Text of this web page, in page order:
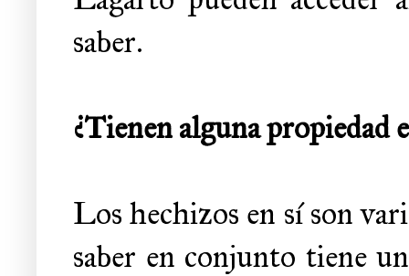
saber.
¿Tienen alguna propiedad
Los hechizos en sí son
saber en conjunto tiene